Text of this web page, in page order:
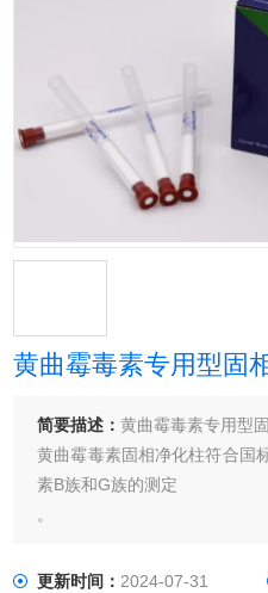
黄曲霉毒素专用型固
简要描述：黄曲霉毒素专用型
黄曲霉毒素固相净化柱符合国
素B族和G族的测定
。
更新时间：2024-07-31